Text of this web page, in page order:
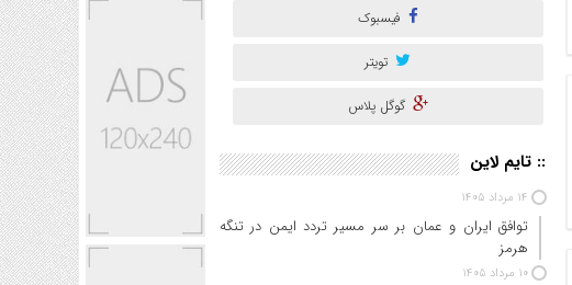
فیسبوک
تویتر
گوگل پلاس
:: تایم لاین
۱۴ مرداد ۱۴۰۵
توافق ایران و عمان بر سر مسیر تردد ایمن در تنگه
هرمز
۱۰ مرداد ۱۴۰۵